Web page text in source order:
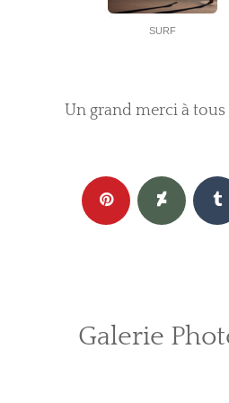
SURF
Un grand merci à
Galerie